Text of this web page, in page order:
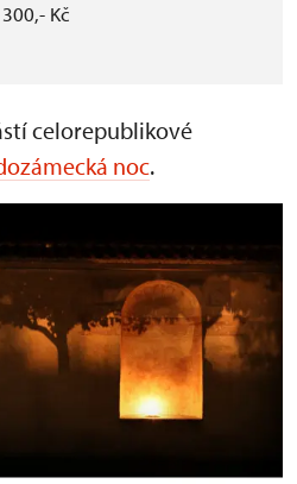
Kč
celorepublikové
noc.